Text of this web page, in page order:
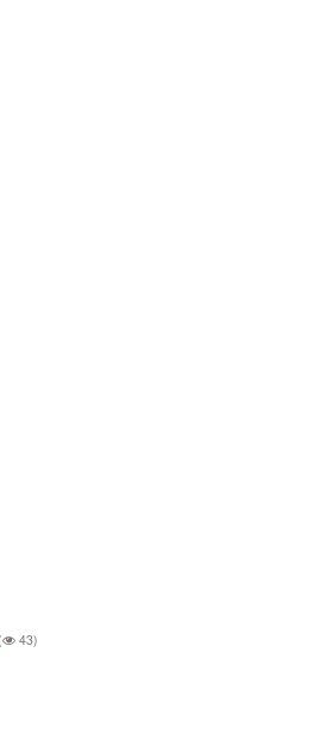
( 43)